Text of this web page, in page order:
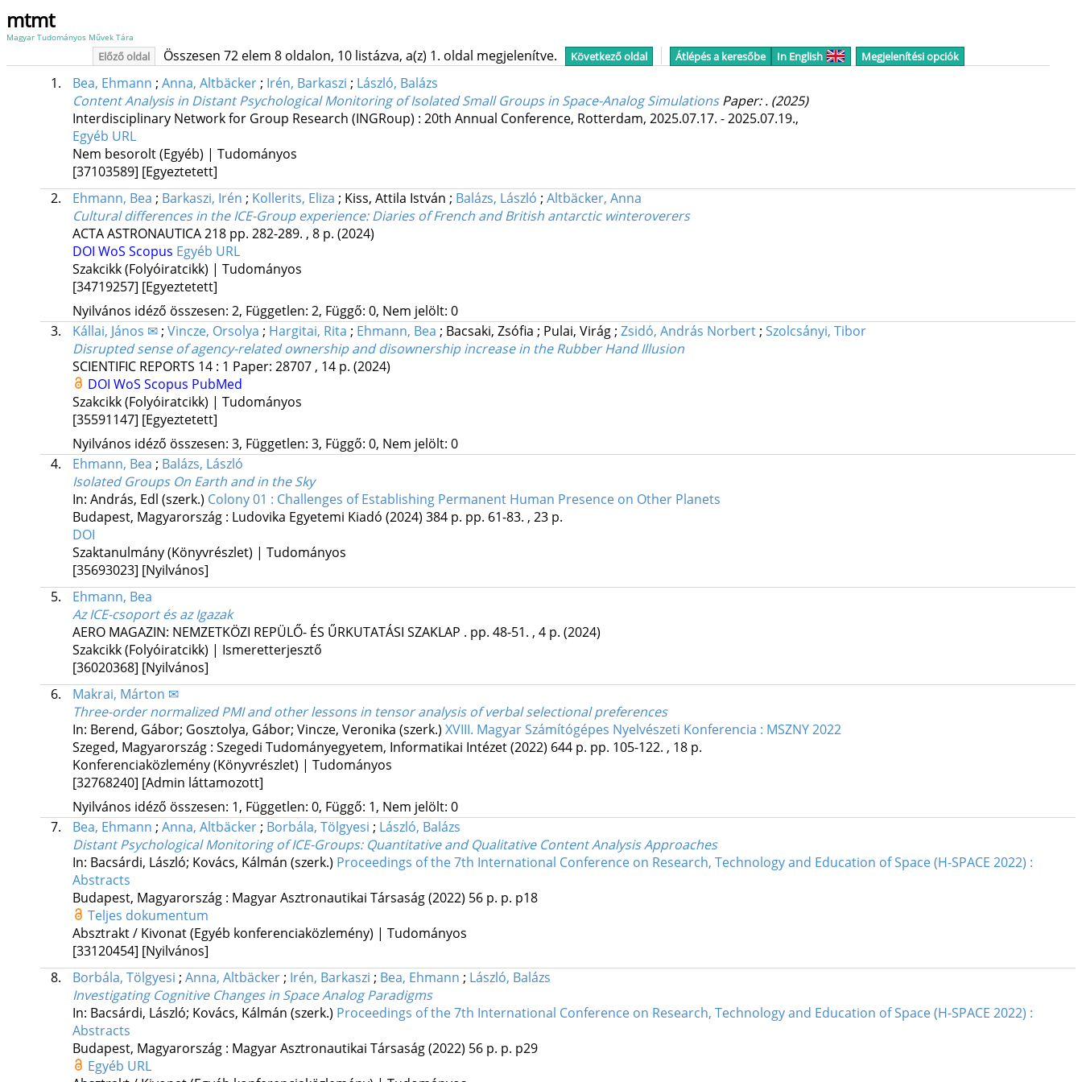
mtmt
Magyar Tudományos Művek Tára
Előző oldal Összesen 72 elem 8 oldalon, 10 listázva, a(z) 1. oldal megjelenítve. Következő oldal Átlépés a keresőbe In English Megjelenítési opciók
1. Bea, Ehmann ; Anna, Altbäcker; Irén, Barkaszi ; László, Balázs
Content Analysis in Distant Psychological Monitoring of Isolated Small Groups in Space-Analog Simulations Paper: . (2025)
Interdisciplinary Network for Group Research (INGRoup) : 20th Annual Conference, Rotterdam, 2025.07.17. - 2025.07.19.,
Egyéb URL
Nem besorolt (Egyéb) | Tudományos
[37103589] [Egyeztetett]
2.
Ehmann, Bea ; Barkaszi, Irén ; Kollerits, Eliza ; Kiss, Attila István ; Balázs, László ; Altbäcker, Anna
Cultural differences in the ICE-Group experience: Diaries of French and British antarctic winteroverers
ACTA ASTRONAUTICA218 pp. 282-289. , 8 p. (2024)
DOI WoS Scopus Egyéb URL
Szakcikk (Folyóiratcikk) | Tudományos
[34719257] [Egyeztetett]
Nyilvános idéző összesen: 2, Független: 2, Függő: 0, Nem jelölt: 0
3.
Kállai, János ✉; Vincze, Orsolya ; Hargitai, Rita ; Ehmann, Bea ; Bacsaki, Zsófia ; Pulai, Virág; Zsidó, András Norbert; Szolcsányi, Tibor
Disrupted sense of agency-related ownership and disownership increase in the Rubber Hand Illusion
SCIENTIFIC REPORTS 14: 1 Paper: 28707 , 14 p. (2024)
DOI WoS Scopus PubMed
Szakcikk (Folyóiratcikk) | Tudományos
[35591147] [Egyeztetett]
Nyilvános idéző összesen: 3, Független: 3, Függő: 0, Nem jelölt: 0
4.
Ehmann, Bea ; Balázs, László
Isolated Groups On Earth and in the Sky
In: András, Edl (szerk.) Colony 01 : Challenges of Establishing Permanent Human Presence on Other Planets
Budapest, Magyarország : Ludovika Egyetemi Kiadó (2024) 384 p. pp. 61-83. , 23 p.
DOI
Szaktanulmány (Könyvrészlet) | Tudományos
[35693023] [Nyilvános]
5.
Ehmann, Bea
Az ICE-csoport és az Igazak
AERO MAGAZIN: NEMZETKÖZI REPÜLŐ- ÉS ŰRKUTATÁSI SZAKLAP . pp. 48-51. , 4 p. (2024)
Szakcikk (Folyóiratcikk) | Ismeretterjesztő
[36020368] [Nyilvános]
6.
Makrai, Márton ✉
Three-order normalized PMI and other lessons in tensor analysis of verbal selectional preferences
In: Berend, Gábor; Gosztolya, Gábor; Vincze, Veronika (szerk.) XVIII. Magyar Számítógépes Nyelvészeti Konferencia : MSZNY 2022
Szeged, Magyarország : Szegedi Tudományegyetem, Informatikai Intézet(2022) 644 p. pp. 105-122. , 18 p.
Konferenciaközlemény (Könyvrészlet) | Tudományos
[32768240] [Admin láttamozott]
Nyilvános idéző összesen: 1, Független: 0, Függő: 1, Nem jelölt: 0
7.
Bea, Ehmann ; Anna, Altbäcker; Borbála, Tölgyesi ; László, Balázs
Distant Psychological Monitoring of ICE-Groups: Quantitative and Qualitative Content Analysis Approaches
In: Bacsárdi, László; Kovács, Kálmán (szerk.) Proceedings of the 7th International Conference on Research, Technology and Education of Space (H-SPACE 2022) :
Abstracts
Budapest, Magyarország : Magyar Asztronautikai Társaság(2022) 56 p. p. p18
Teljes dokumentum
Absztrakt / Kivonat (Egyéb konferenciaközlemény) | Tudományos
[33120454] [Nyilvános]
8.
Borbála, Tölgyesi ; Anna, Altbäcker; Irén, Barkaszi ; Bea, Ehmann ; László, Balázs
Investigating Cognitive Changes in Space Analog Paradigms
In: Bacsárdi, László; Kovács, Kálmán (szerk.) Proceedings of the 7th International Conference on Research, Technology and Education of Space (H-SPACE 2022) :
Abstracts
Budapest, Magyarország : Magyar Asztronautikai Társaság(2022) 56 p. p. p29
Egyéb URL